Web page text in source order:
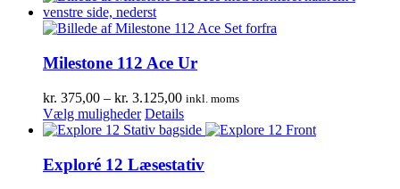
Milestone 112 Ace Ur
kr. 375,00 – kr. 3.125,00Prisinterval:
kr. 375,00
til
inkl. moms
Vælg muligheder Dette
vare
flere
varianter.
Details
Exploré 12 Læsestativ